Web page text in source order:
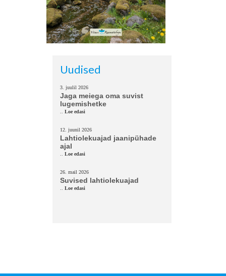
Uudised
3. juulil 2026
Jaga meiega oma suvist
lugemishetke
.. Loe edasi
12. juunil 2026
Lahtiolekuajad jaanipühade
ajal
.. Loe edasi
26. mail 2026
Suvised lahtiolekuajad
.. Loe edasi